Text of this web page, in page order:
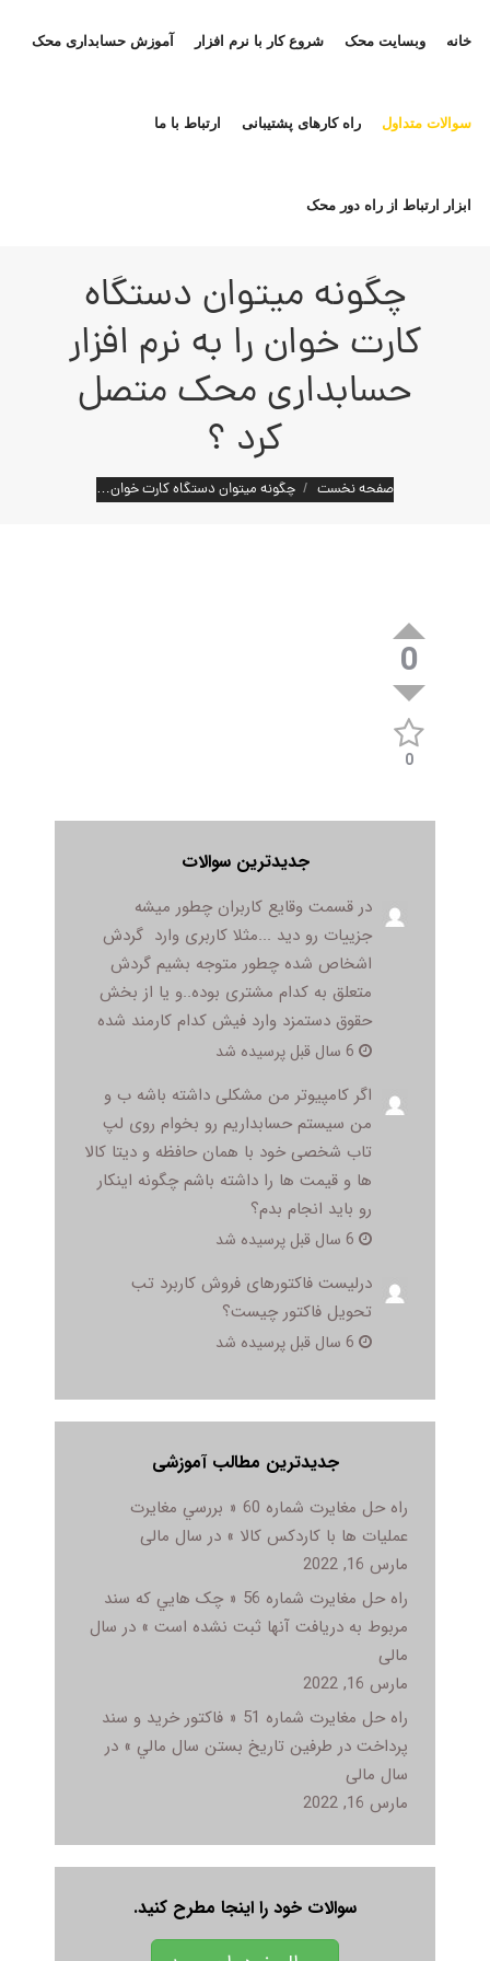
خانه وبسایت محک شروع کار با نرم افزار آموزش حسابداری محک
سوالات متداول راه کارهای پشتیبانی ارتباط با ما
ابزار ارتباط از راه دور محک
چگونه میتوان دستگاه
کارت خوان را به نرم افزار
حسابداری محک متصل
کرد ؟
مکان شما:
صفحه نخست چگونه میتوان دستگاه کارت خوان…
0
0
جدیدترین سوالات
در قسمت وقایع کاربران چطور میشه
جزییات رو دید ...مثلا کاربری وارد گردش
اشخاص شده چطور متوجه بشیم گردش
متعلق به کدام مشتری بوده..و یا از بخش
حقوق دستمزد وارد فیش کدام کارمند شده
اگر کامپیوتر من مشکلی داشته باشه ب و
من سیستم حسابداریم رو بخوام روی لپ
تاب شخصی خود با همان حافظه و دیتا کالا
ها و قیمت ها را داشته باشم چگونه اینکار
رو باید انجام بدم؟
درلیست فاکتورهای فروش کاربرد تب
تحویل فاکتور چیست؟
جدیدترین مطالب آموزشی
راه حل مغایرت شماره 60 « بررسي مغايرت
عمليات ها با کاردکس کالا » در سال مالی
مارس 16, 2022
راه حل مغایرت شماره 56 « چک هايي که سند
مربوط به دريافت آنها ثبت نشده است » در سال
مالی
مارس 16, 2022
راه حل مغایرت شماره 51 « فاکتور خريد و سند
پرداخت در طرفين تاريخ بستن سال مالي » در
سال مالی
مارس 16, 2022
سوالات خود را اینجا مطرح کنید.